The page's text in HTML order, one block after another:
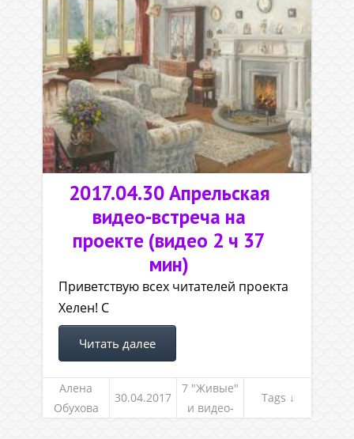
2017.04.30 Апрельская
видео-встреча на
проекте (видео 2 ч 37
мин)
Приветствую всех читателей проекта
Хелен! С
Читать далее
Алена
Обухова
30.04.2017
7 "Живые"
и видео-
Tags ↓